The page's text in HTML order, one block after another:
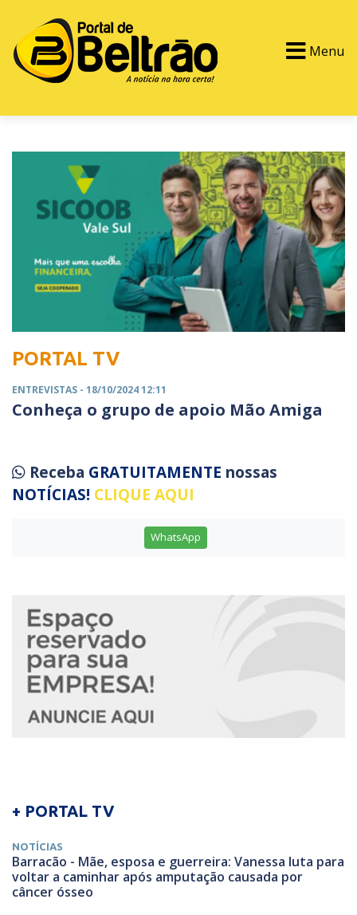
Menu
PORTAL TV
ENTREVISTAS - 18/10/2024 12:11
Conheça o grupo de apoio Mão Amiga
Receba GRATUITAMENTE nossas
NOTÍCIAS! CLIQUE AQUI
WhatsApp
+ PORTAL TV
NOTÍCIAS
Barracão - Mãe, esposa e guerreira: Vanessa luta para
voltar a caminhar após amputação causada por
câncer ósseo